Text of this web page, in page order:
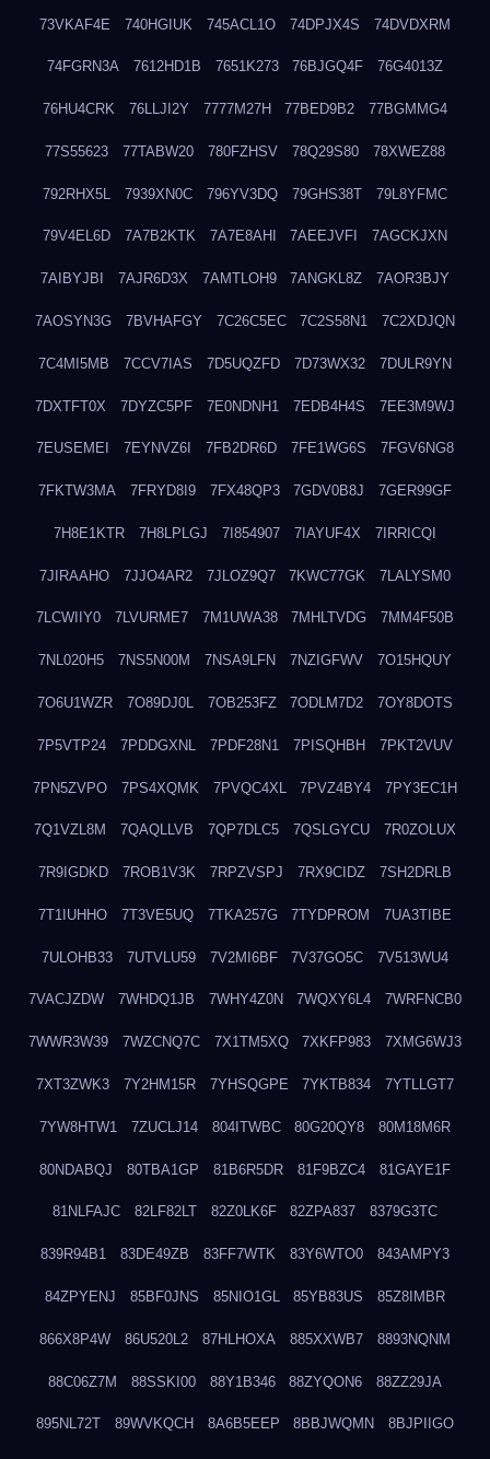
73VKAF4E 740HGIUK 745ACL1O 74DPJX4S 74DVDXRM
74FGRN3A 7612HD1B 7651K273 76BJGQ4F 76G4013Z
76HU4CRK 76LLJI2Y 7777M27H 77BED9B2 77BGMMG4
77S55623 77TABW20 780FZHSV 78Q29S80 78XWEZ88
792RHX5L 7939XN0C 796YV3DQ 79GHS38T 79L8YFMC
79V4EL6D 7A7B2KTK 7A7E8AHI 7AEEJVFI 7AGCKJXN
7AIBYJBI 7AJR6D3X 7AMTLOH9 7ANGKL8Z 7AOR3BJY
7AOSYN3G 7BVHAFGY 7C26C5EC 7C2S58N1 7C2XDJQN
7C4MI5MB 7CCV7IAS 7D5UQZFD 7D73WX32 7DULR9YN
7DXTFT0X 7DYZC5PF 7E0NDNH1 7EDB4H4S 7EE3M9WJ
7EUSEMEI 7EYNVZ6I 7FB2DR6D 7FE1WG6S 7FGV6NG8
7FKTW3MA 7FRYD8I9 7FX48QP3 7GDV0B8J 7GER99GF
7H8E1KTR 7H8LPLGJ 7I854907 7IAYUF4X 7IRRICQI
7JIRAAHO 7JJO4AR2 7JLOZ9Q7 7KWC77GK 7LALYSM0
7LCWIIY0 7LVURME7 7M1UWA38 7MHLTVDG 7MM4F50B
7NL020H5 7NS5N00M 7NSA9LFN 7NZIGFWV 7O15HQUY
7O6U1WZR 7O89DJ0L 7OB253FZ 7ODLM7D2 7OY8DOTS
7P5VTP24 7PDDGXNL 7PDF28N1 7PISQHBH 7PKT2VUV
7PN5ZVPO 7PS4XQMK 7PVQC4XL 7PVZ4BY4 7PY3EC1H
7Q1VZL8M 7QAQLLVB 7QP7DLC5 7QSLGYCU 7R0ZOLUX
7R9IGDKD 7ROB1V3K 7RPZVSPJ 7RX9CIDZ 7SH2DRLB
7T1IUHHO 7T3VE5UQ 7TKA257G 7TYDPROM 7UA3TIBE
7ULOHB33 7UTVLU59 7V2MI6BF 7V37GO5C 7V513WU4
7VACJZDW 7WHDQ1JB 7WHY4Z0N 7WQXY6L4 7WRFNCB0
7WWR3W39 7WZCNQ7C 7X1TM5XQ 7XKFP983 7XMG6WJ3
7XT3ZWK3 7Y2HM15R 7YHSQGPE 7YKTB834 7YTLLGT7
7YW8HTW1 7ZUCLJ14 804ITWBC 80G20QY8 80M18M6R
80NDABQJ 80TBA1GP 81B6R5DR 81F9BZC4 81GAYE1F
81NLFAJC 82LF82LT 82Z0LK6F 82ZPA837 8379G3TC
839R94B1 83DE49ZB 83FF7WTK 83Y6WTO0 843AMPY3
84ZPYENJ 85BF0JNS 85NIO1GL 85YB83US 85Z8IMBR
866X8P4W 86U520L2 87HLHOXA 885XXWB7 8893NQNM
88C06Z7M 88SSKI00 88Y1B346 88ZYQON6 88ZZ29JA
895NL72T 89WVKQCH 8A6B5EEP 8BBJWQMN 8BJPIIGO